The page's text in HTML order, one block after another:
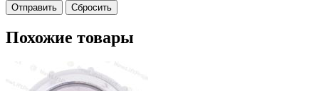
Сбросить
Похожие товары